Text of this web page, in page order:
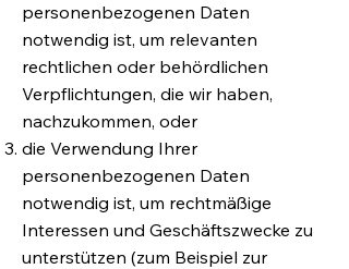
personenbezogenen Daten
notwendig ist, um relevanten
rechtlichen oder behördlichen
Verpflichtungen, die wir haben,
nachzukommen, oder
die Verwendung Ihrer
personenbezogenen Daten
notwendig ist, um rechtmäßige
Interessen und Geschäftszwecke zu
unterstützen (zum Beispiel zur